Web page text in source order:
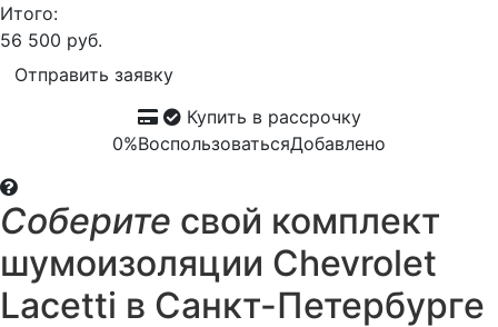
Итого:
56 500 руб.
Отправить заявку
Купить в рассрочку
0%ВоспользоватьсяДобавлено
Соберите свой комплект
шумоизоляции Chevrolet
Lacetti в Санкт-Петербурге